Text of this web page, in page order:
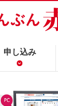
申し込み